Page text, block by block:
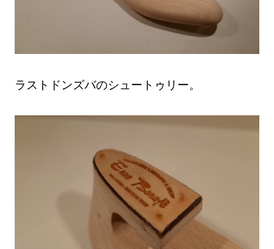
ラストドンズバのシュートゥリー。